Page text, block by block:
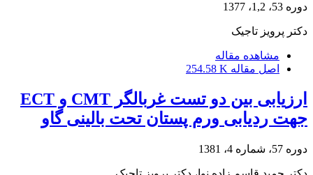
دوره 53، 1,2، 1377
دکتر پرویز تاجیک
مشاهده مقاله
اصل مقاله 254.58 K
ارزیابی بین دو تست غربالگر CMT و ECT
جهت ردیابی ورم پستان تحت بالینی گاو
دوره 57، شماره 4، 1381